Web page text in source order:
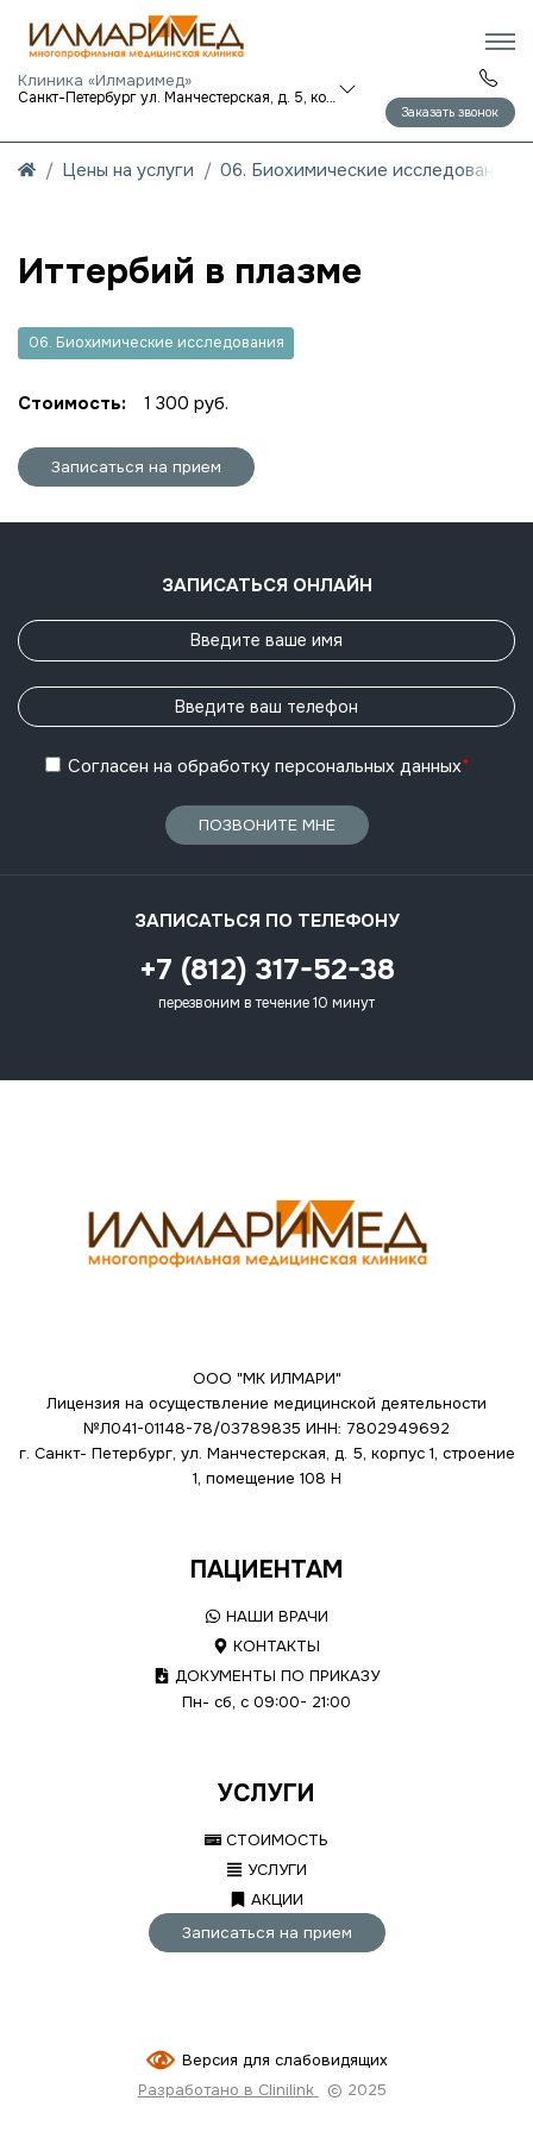
Клиника «Илмаримед»
Санкт-Петербург ул. Манчестерская, д. 5, корп. 1
Заказать звонок
Цены на услуги 06. Биохимические исследования
Иттербий в плазме
06. Биохимические исследования
Стоимость: 1 300 руб.
Записаться на прием
ЗАПИСАТЬСЯ ОНЛАЙН
Согласен на обработку персональных данных*
ПОЗВОНИТЕ МНЕ
ЗАПИСАТЬСЯ ПО ТЕЛЕФОНУ
+7 (812) 317-52-38
перезвоним в течение 10 минут
ООО "МК ИЛМАРИ"
Лицензия на осуществление медицинской деятельности
№Л041-01148-78/03789835 ИНН: 7802949692
г. Санкт- Петербург, ул. Манчестерская, д. 5, корпус 1, строение
1, помещение 108 Н
ПАЦИЕНТАМ
НАШИ ВРАЧИ
КОНТАКТЫ
ДОКУМЕНТЫ ПО ПРИКАЗУ
Пн- сб, с 09:00- 21:00
УСЛУГИ
СТОИМОСТЬ
УСЛУГИ
АКЦИИ
Записаться на прием
Версия для слабовидящих
Разработано в Clinilink
© 2025